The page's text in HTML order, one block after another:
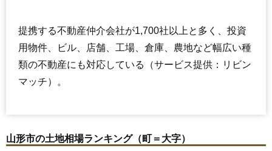
提携する不動産仲介会社が1,700社以上と多く、投資
用物件、ビル、店舗、工場、倉庫、農地など幅広い種
類の不動産にも対応している（サービス提供：リビン
マッチ）。
山形市の土地相場ランキング（町＝大字）